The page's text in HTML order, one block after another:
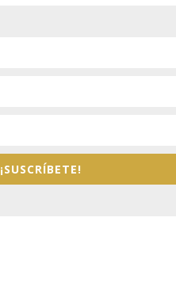
¡SUSCRÍBETE!